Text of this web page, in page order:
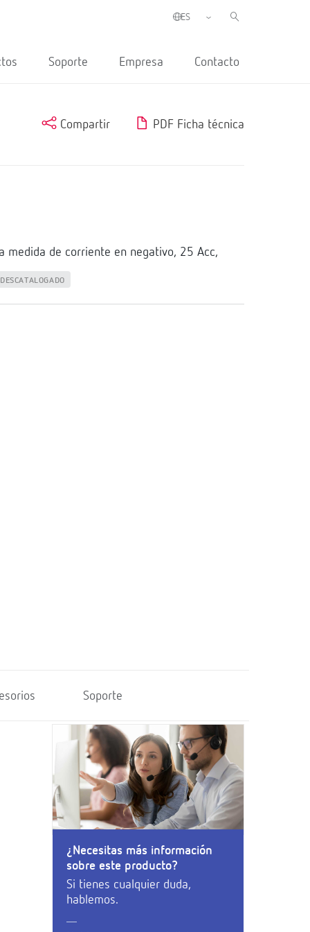
Soporte Empresa Contacto
Compartir PDF Ficha técnica
medida de corriente en negativo, 25 Acc,
DESCATALOGADO
Soporte
¿Necesitas más información
sobre este producto?
Si tienes cualquier duda,
hablemos.